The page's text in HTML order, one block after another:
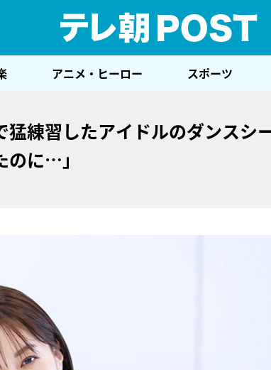
アニメ・ヒーロー スポーツ
練習したアイドルのダンスシ
のに…」